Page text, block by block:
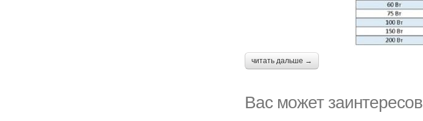
читать дальше →
Вас может